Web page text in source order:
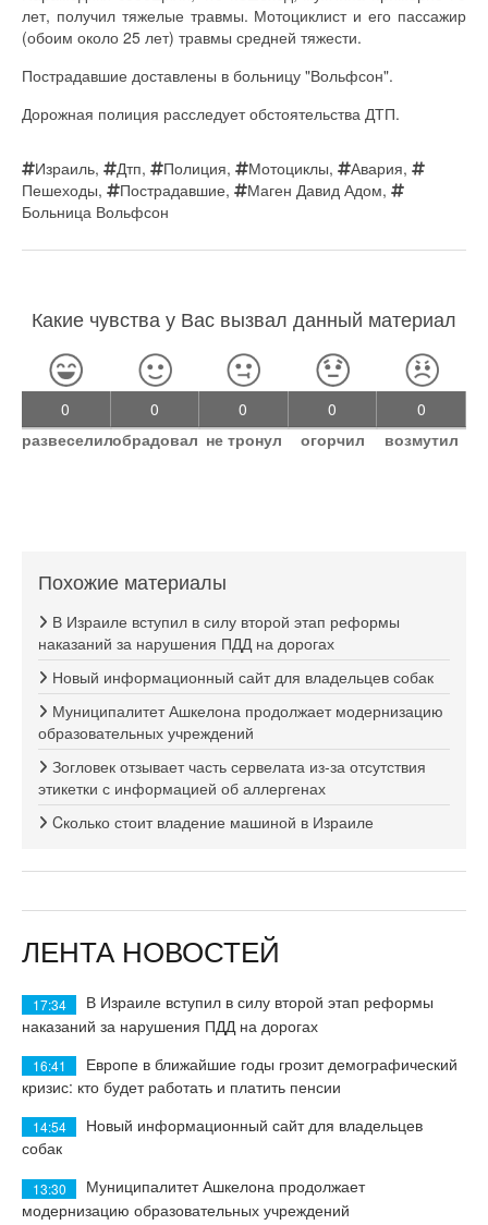
лет, получил тяжелые травмы. Мотоциклист и его пассажир
(обоим около 25 лет) травмы средней тяжести.
Пострадавшие доставлены в больницу "Вольфсон".
Дорожная полиция расследует обстоятельства ДТП.
Израиль, Дтп, Полиция, Мотоциклы, Авария,
Пешеходы, Пострадавшие, Маген Давид Адом,
Больница Вольфсон
Какие чувства у Вас вызвал данный материал
0
развеселил
0
обрадовал
0
не тронул
0
огорчил
0
возмутил
Похожие материалы
В Израиле вступил в силу второй этап реформы
наказаний за нарушения ПДД на дорогах
Новый информационный сайт для владельцев собак
Муниципалитет Ашкелона продолжает модернизацию
образовательных учреждений
Зогловек отзывает часть сервелата из-за отсутствия
этикетки с информацией об аллергенах
Cколько стоит владение машиной в Израиле
ЛЕНТА НОВОСТЕЙ
17:34
В Израиле вступил в силу второй этап реформы
наказаний за нарушения ПДД на дорогах
16:41
Европе в ближайшие годы грозит демографический
кризис: кто будет работать и платить пенсии
14:54
Новый информационный сайт для владельцев
собак
13:30
Муниципалитет Ашкелона продолжает
модернизацию образовательных учреждений